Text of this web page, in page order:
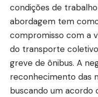
condições de
abordagem tem
compromisso com a
do transporte
greve de ônibus. A
reconhecimento das
buscando um acordo